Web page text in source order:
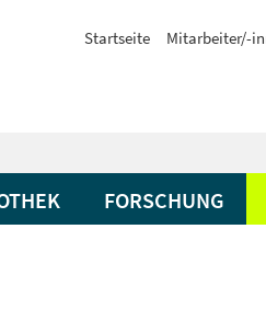
Startseite Mitarbeiter/-
FORSCHUNG